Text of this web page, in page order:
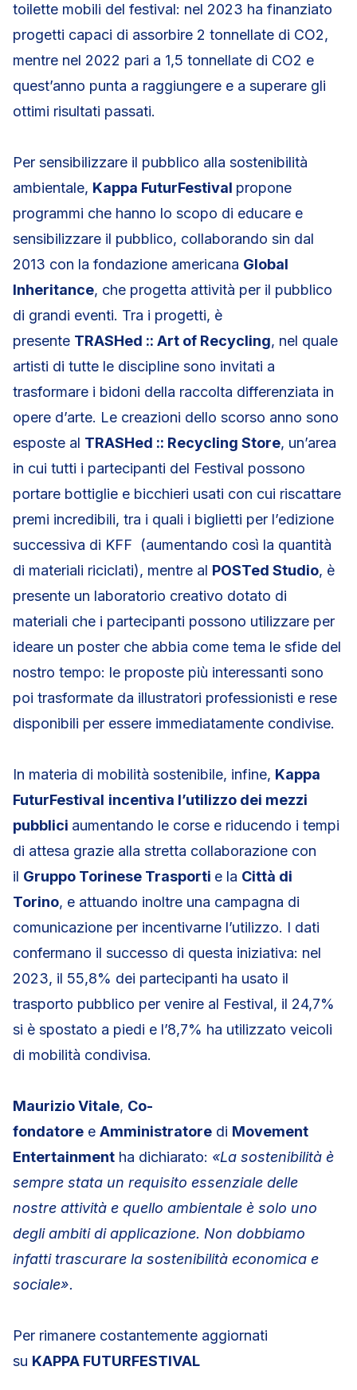
toilette mobili del festival: nel 2023 ha finanziato
progetti capaci di assorbire 2 tonnellate di CO2,
mentre nel 2022 pari a 1,5 tonnellate di CO2 e
quest’anno punta a raggiungere e a superare gli
ottimi risultati passati.
Per sensibilizzare il pubblico alla sostenibilità
ambientale, Kappa FuturFestival propone
programmi che hanno lo scopo di educare e
sensibilizzare il pubblico, collaborando sin dal
2013 con la fondazione americana Global
Inheritance, che progetta attività per il pubblico
di grandi eventi. Tra i progetti, è
presente TRASHed :: Art of Recycling, nel quale
artisti di tutte le discipline sono invitati a
trasformare i bidoni della raccolta differenziata in
opere d’arte. Le creazioni dello scorso anno sono
esposte al TRASHed :: Recycling Store, un’area
in cui tutti i partecipanti del Festival possono
portare bottiglie e bicchieri usati con cui riscattare
premi incredibili, tra i quali i biglietti per l’edizione
successiva di KFF (aumentando così la quantità
di materiali riciclati), mentre al POSTed Studio, è
presente un laboratorio creativo dotato di
materiali che i partecipanti possono utilizzare per
ideare un poster che abbia come tema le sfide del
nostro tempo: le proposte più interessanti sono
poi trasformate da illustratori professionisti e rese
disponibili per essere immediatamente condivise.
In materia di mobilità sostenibile, infine, Kappa
FuturFestival incentiva l’utilizzo dei mezzi
pubblici aumentando le corse e riducendo i tempi
di attesa grazie alla stretta collaborazione con
il Gruppo Torinese Trasporti e la Città di
Torino, e attuando inoltre una campagna di
comunicazione per incentivarne l’utilizzo. I dati
confermano il successo di questa iniziativa: nel
2023, il 55,8% dei partecipanti ha usato il
trasporto pubblico per venire al Festival, il 24,7%
si è spostato a piedi e l’8,7% ha utilizzato veicoli
di mobilità condivisa.
Maurizio Vitale, Co-
fondatore e Amministratore di Movement
Entertainment ha dichiarato: «La sostenibilità è
sempre stata un requisito essenziale delle
nostre attività e quello ambientale è solo uno
degli ambiti di applicazione. Non dobbiamo
infatti trascurare la sostenibilità economica e
sociale».
Per rimanere costantemente aggiornati
su KAPPA FUTURFESTIVAL